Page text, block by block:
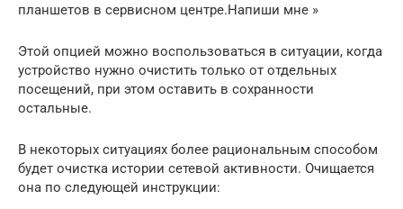
планшетов в сервисном центре.Напиши мне »
Этой опцией можно воспользоваться в ситуации, когда
устройство нужно очистить только от отдельных
посещений, при этом оставить в сохранности
остальные.
В некоторых ситуациях более рациональным способом
будет очистка истории сетевой активности. Очищается
она по следующей инструкции: